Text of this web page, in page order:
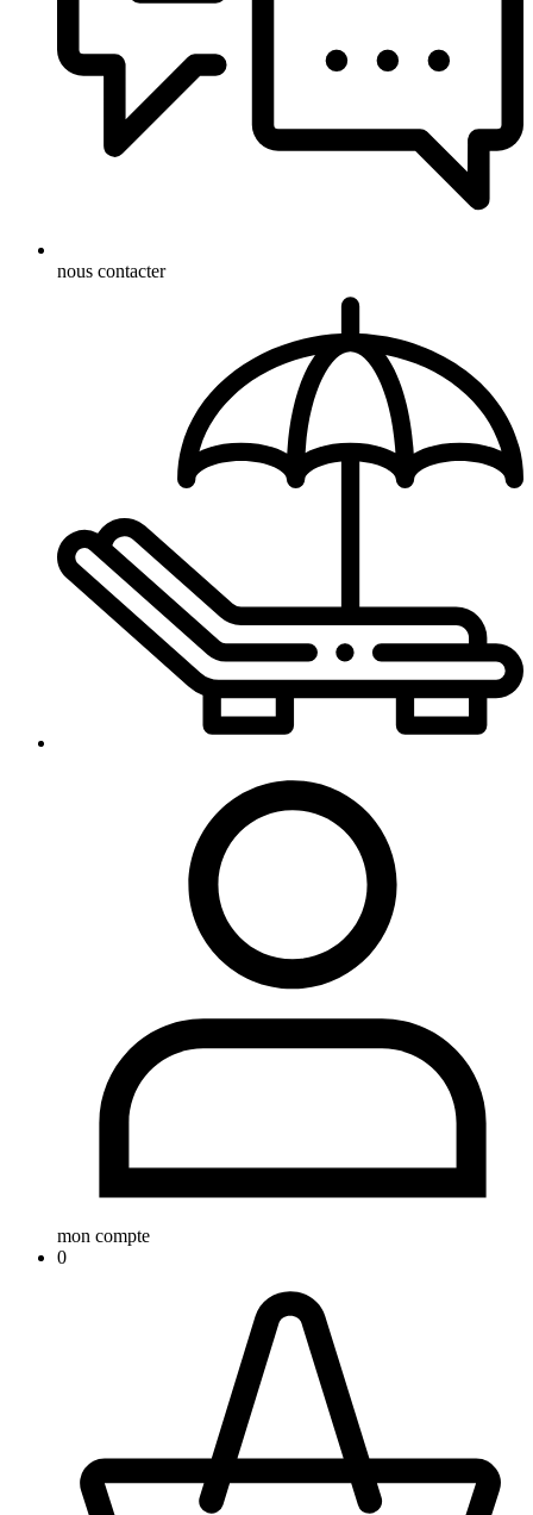
nous contacter
mon compte
0